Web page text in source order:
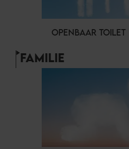
OPENBAAR TOILET
FAMILIE